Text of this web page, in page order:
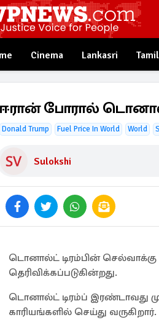
Cinema Lankasri
ஈரான் போரால் டொனால்ட்
Donald Trump Fuel Price In World World
Sulokshi
டொனால்ட் டிரம்பின்
தெரிவிக்கப்படுகின்றது.
டொனால்ட் டிரம்ப் இரண்டாவது
காரியங்களில் செய்து